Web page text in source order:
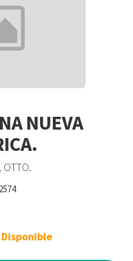
NUEVA
OTTO.
Disponible